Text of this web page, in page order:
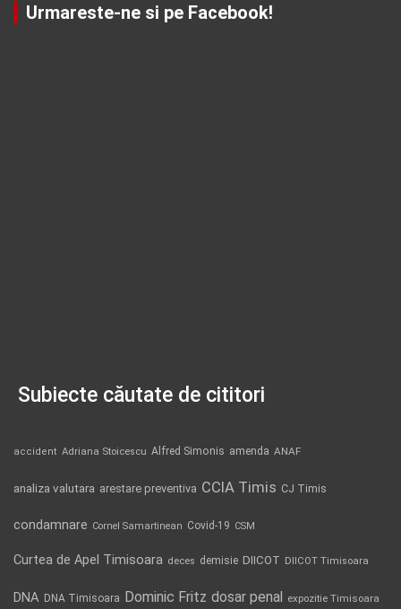
Urmareste-ne si pe Facebook!
Subiecte căutate de cititori
accident Adriana Stoicescu Alfred Simonis amenda ANAF
analiza valutara arestare preventiva CCIA Timis CJ Timis
condamnare Cornel Samartinean Covid-19 CSM
Curtea de Apel Timisoara deces demisie DIICOT DIICOT Timisoara
DNA DNA Timisoara Dominic Fritz dosar penal expozitie Timisoara